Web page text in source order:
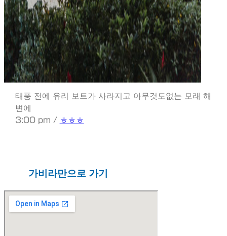
태풍 전에 유리 보트가 사라지고 아무것도없는 모래 해
변에
3:00 pm / ㅎㅎㅎ
가비라만으로 가기